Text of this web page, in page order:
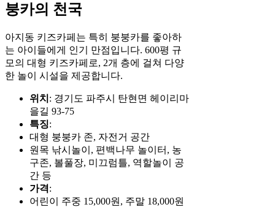
붕카의 천국
아지동 키즈카페는 특히 붕붕카를 좋아하
는 아이들에게 인기 만점입니다. 600평 규
모의 대형 키즈카페로, 2개 층에 걸쳐 다양
한 놀이 시설을 제공합니다.
위치 : 경기도 파주시 탄현면 헤이리마
을길 93-75
특징:
대형 붕붕카 존, 자전거 공간
원목 낚시놀이, 편백나무 놀이터, 농
구존, 볼풀장, 미끄럼틀, 역할놀이 공
간 등
가격:
어린이 주중 15,000원, 주말 18,000원